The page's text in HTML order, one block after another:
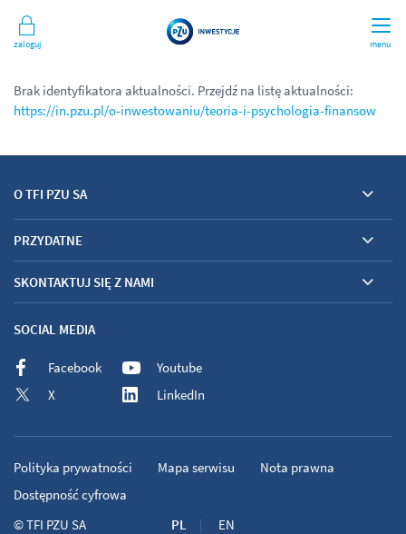
menu
Zaloguj
Brak identyfikatora aktualności. Przejdź na listę aktualności:
https://in.pzu.pl/o-inwestowaniu/teoria-i-psychologia-finansow
O TFI PZU SA
PRZYDATNE
SKONTAKTUJ SIĘ Z NAMI
SOCIAL MEDIA
Facebook
X
Youtube
LinkedIn
PL EN
Polityka prywatności Mapa serwisu
Nota prawna
Dostępność cyfrowa
©TFI PZU SA